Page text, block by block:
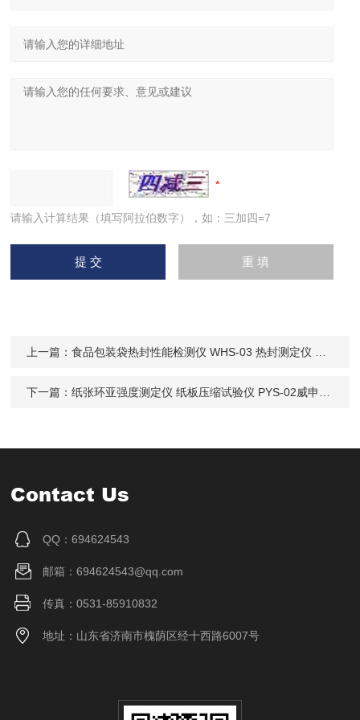
请输入计算结果（填写阿拉伯数字），如：三加四=7
上一篇：食品包装袋热封性能检测仪 WHS-03 热封测定仪 威申科技
下一篇：纸张环亚强度测定仪 纸板压缩试验仪 PYS-02威申科技
Contact Us
QQ：694624543
邮箱：694624543@qq.com
传真：0531-85910832
地址：山东省济南市槐荫区经十西路6007号